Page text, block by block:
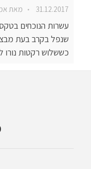
31.12.2017 מאת
עשרות הנוכחים
שנפל בקרב בעת
כששלוש רקטות